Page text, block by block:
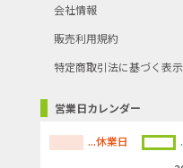
会社情報
販売利用規約
特定商取引法に基づく表示
営業日カレンダー
...休業日